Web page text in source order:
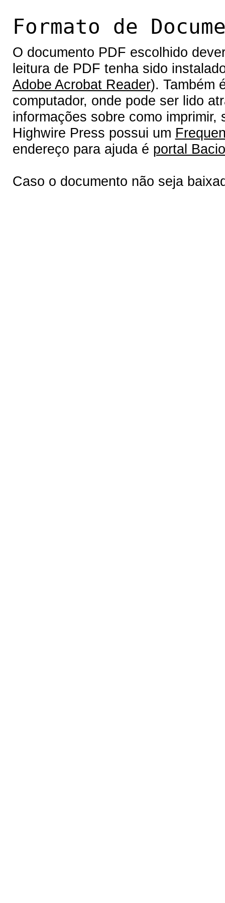
Formato de
O documento PDF escolhido
leitura de PDF tenha sido
Adobe Acrobat Reader). Também
computador, onde pode ser lido
informações sobre como
Highwire Press possui um
endereço para ajuda é portal
Caso o documento não seja